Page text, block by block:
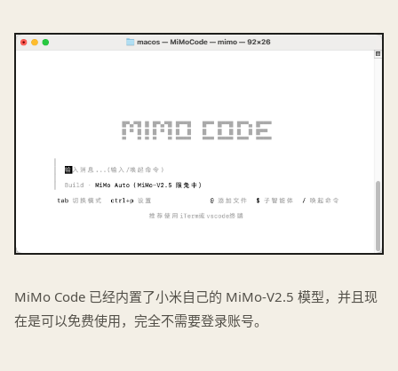
MiMo Code 已经内置了小米自己的 MiMo-V2.5 模型，并且现
在是可以免费使用，完全不需要登录账号。